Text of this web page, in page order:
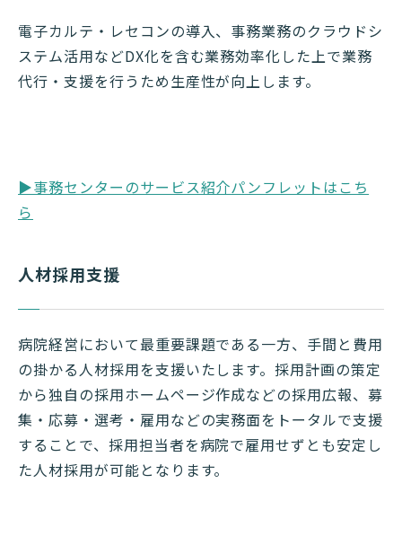
電子カルテ・レセコンの導入、事務業務のクラウドシ
ステム活用などDX化を含む業務効率化した上で業務
代行・支援を行うため生産性が向上します。
▶事務センターのサービス紹介パンフレットはこち
ら
人材採用支援
病院経営において最重要課題である一方、手間と費用
の掛かる人材採用を支援いたします。採用計画の策定
から独自の採用ホームページ作成などの採用広報、募
集・応募・選考・雇用などの実務面をトータルで支援
することで、採用担当者を病院で雇用せずとも安定し
た人材採用が可能となります。